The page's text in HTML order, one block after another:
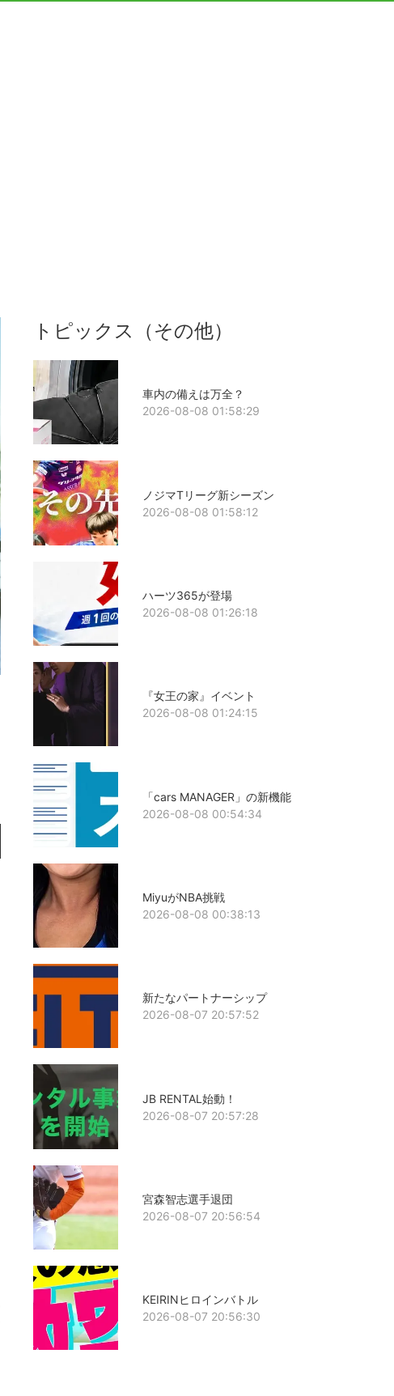
トピックス（その他）
車内の備えは万全？
2026-08-08 01:58:29
ノジマTリーグ新シーズン
2026-08-08 01:58:12
ハーツ365が登場
2026-08-08 01:26:18
『女王の家』イベント
2026-08-08 01:24:15
「cars MANAGER」の新機能
2026-08-08 00:54:34
MiyuがNBA挑戦
2026-08-08 00:38:13
新たなパートナーシップ
2026-08-07 20:57:52
JB RENTAL始動！
2026-08-07 20:57:28
宮森智志選手退団
2026-08-07 20:56:54
KEIRINヒロインバトル
2026-08-07 20:56:30